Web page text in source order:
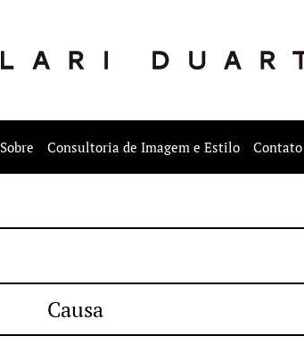
Sobre Consultoria de Imagem e Estilo Contato
Causa